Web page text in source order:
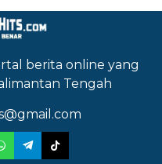
berita online yang
Tengah